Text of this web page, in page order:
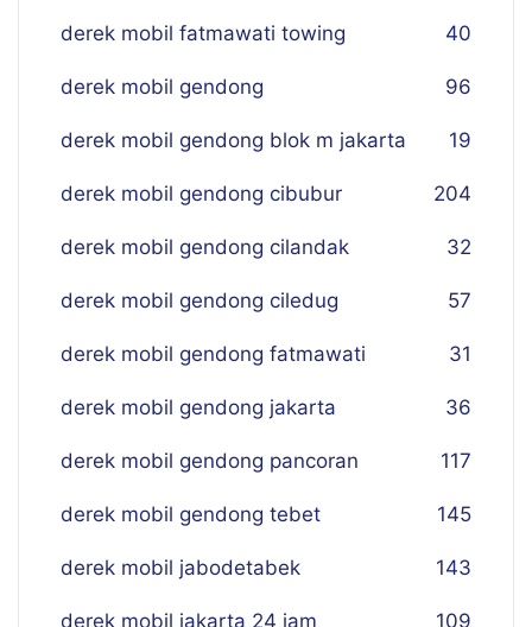
derek mobil fatmawati towing 40
derek mobil gendong 96
derek mobil gendong blok m jakarta 19
derek mobil gendong cibubur 204
derek mobil gendong cilandak 32
derek mobil gendong ciledug 57
derek mobil gendong fatmawati 31
derek mobil gendong jakarta 36
derek mobil gendong pancoran 117
derek mobil gendong tebet 145
derek mobil jabodetabek 143
derek mobil jakarta 24 jam 109